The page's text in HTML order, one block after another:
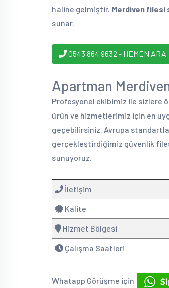
haline gelmiştir. Merdiven filesi
sunar.
0543 864 9632 - HEMEN ARA
Apartman
Profesyonel ekibimiz ile sizlere
ürün ve hizmetlerimiz için en
geçebilirsiniz. Avrupa
gerçekleştirdiğimiz güvenlik
sunuyoruz.
İletişim
Kalite
Hizmet Bölgesi
Çalışma Saatleri
Whatapp Görüşme için